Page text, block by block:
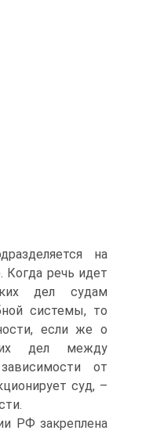
на
Когда речь идет
дел судам
системы, то
если же о
дел между
от
суд, –
РФ закреплена